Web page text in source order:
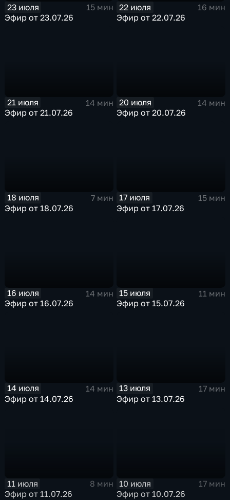
23 июля
15 мин
Эфир от 23.07.26
22 июля
16 мин
Эфир от 22.07.26
21 июля
14 мин
Эфир от 21.07.26
20 июля
14 мин
Эфир от 20.07.26
18 июля
7 мин
Эфир от 18.07.26
17 июля
15 мин
Эфир от 17.07.26
16 июля
14 мин
Эфир от 16.07.26
15 июля
11 мин
Эфир от 15.07.26
14 июля
14 мин
Эфир от 14.07.26
13 июля
17 мин
Эфир от 13.07.26
11 июля
8 мин
Эфир от 11.07.26
10 июля
17 мин
Эфир от 10.07.26